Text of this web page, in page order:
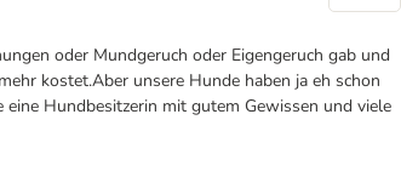
oder Mundgeruch oder Eigengeruch gab und
kostet.Aber unsere Hunde haben ja eh schon
Hundbesitzerin mit gutem Gewissen und viele